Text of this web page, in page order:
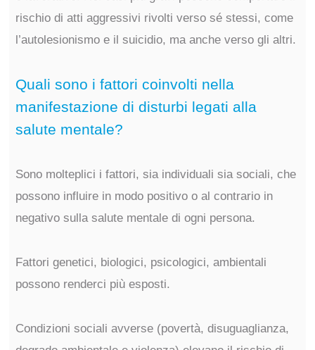
rischio di atti aggressivi rivolti verso sé stessi, come
l’autolesionismo e il suicidio, ma anche verso gli altri.
Quali sono i fattori coinvolti nella
manifestazione di disturbi legati alla
salute mentale?
Sono molteplici i fattori, sia individuali sia sociali, che
possono influire in modo positivo o al contrario in
negativo sulla salute mentale di ogni persona.
Fattori genetici, biologici, psicologici, ambientali
possono renderci più esposti.
Condizioni sociali avverse (povertà, disuguaglianza,